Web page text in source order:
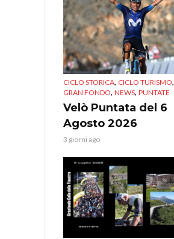
CICLO STORICA, CICLO TURISMO,
GRAN FONDO, NEWS, PUNTATE
Velò Puntata del 6
Agosto 2026
3 giorni ago